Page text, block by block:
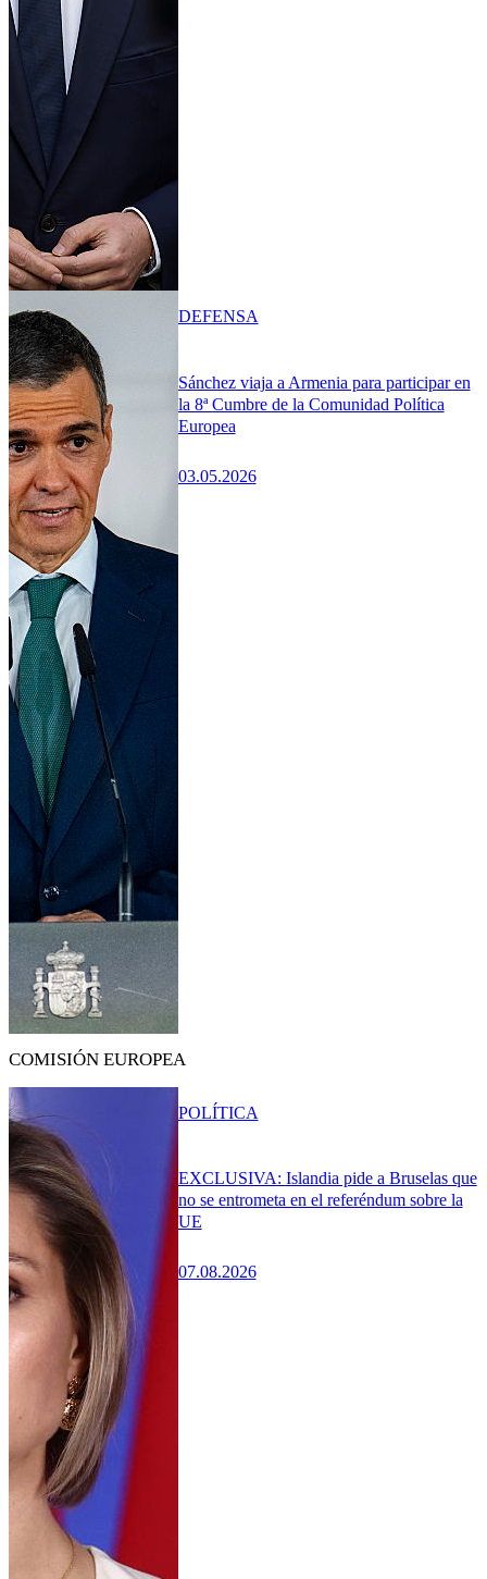
Sánchez viaja a Armenia para participar en
la 8ª Cumbre de la Comunidad Política
Europea
03.05.2026
DEFENSA
COMISIÓN EUROPEA
EXCLUSIVA: Islandia pide a Bruselas que
no se entrometa en el referéndum sobre la
UE
07.08.2026
POLÍTICA